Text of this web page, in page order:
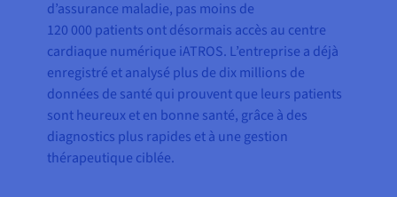
d’assurance maladie, pas moins de
120 000 patients ont désormais accès au centre
cardiaque numérique iATROS. L’entreprise a déjà
enregistré et analysé plus de dix millions de
données de santé qui prouvent que leurs patients
sont heureux et en bonne santé, grâce à des
diagnostics plus rapides et à une gestion
thérapeutique ciblée.